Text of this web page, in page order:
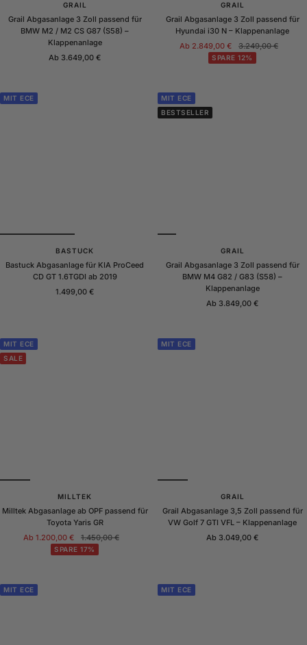
GRAIL
Grail Abgasanlage 3 Zoll passend für
BMW M2 / M2 CS G87 (S58) –
Klappenanlage
Angebotspreis
Ab 3.649,00 €
GRAIL
Grail Abgasanlage 3 Zoll passend für
Hyundai i30 N – Klappenanlage
Angebotspreis
Ab 2.849,00 €
Regulärer
Preis
3.249,00 €
SPARE 12%
MIT ECE
BASTUCK
Bastuck Abgasanlage für KIA ProCeed
CD GT 1.6TGDI ab 2019
Angebotspreis
1.499,00 €
MIT ECE
BESTSELLER
GRAIL
Grail Abgasanlage 3 Zoll passend für
BMW M4 G82 / G83 (S58) –
Klappenanlage
Angebotspreis
Ab 3.849,00 €
MIT ECE
SALE
MILLTEK
Milltek Abgasanlage ab OPF passend für
Toyota Yaris GR
Angebotspreis
Ab 1.200,00 €
Regulärer
Preis
1.450,00 €
SPARE 17%
MIT ECE
GRAIL
Grail Abgasanlage 3,5 Zoll passend für
VW Golf 7 GTI VFL – Klappenanlage
Angebotspreis
Ab 3.049,00 €
MIT ECE MIT ECE